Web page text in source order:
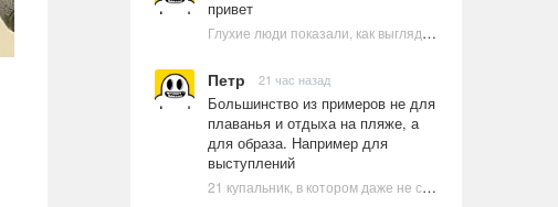
привет
Глухие люди показали, как выглядят ругательства на языке жестов
Петр 21 час назад
Большинство из примеров не для
плаванья и отдыха на пляже, а
для образа. Например для
выступлений
21 купальник, в котором даже не стоит пытаться плавать